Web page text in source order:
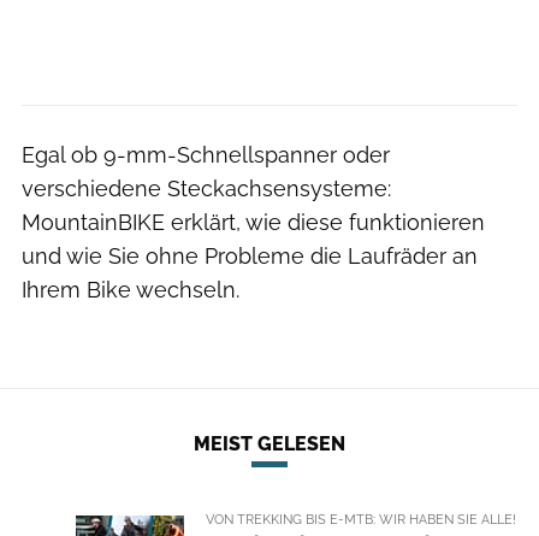
Egal ob 9-mm-Schnellspanner oder
verschiedene Steckachsensysteme:
MountainBIKE erklärt, wie diese funktionieren
und wie Sie ohne Probleme die Laufräder an
Ihrem Bike wechseln.
MEIST GELESEN
VON TREKKING BIS E-MTB: WIR HABEN SIE ALLE!